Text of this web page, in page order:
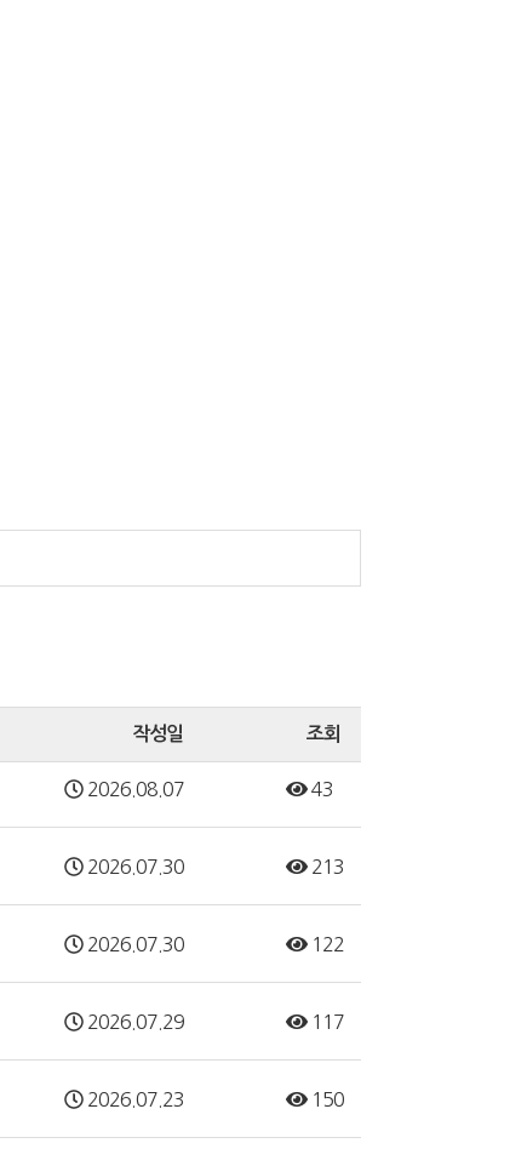
작성일 조회
2026.08.07 43
2026.07.30 213
2026.07.30 122
2026.07.29 117
2026.07.23 150